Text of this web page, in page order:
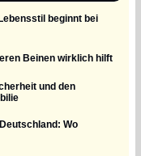
beginnt bei
Beinen wirklich hilft
und den
Wo